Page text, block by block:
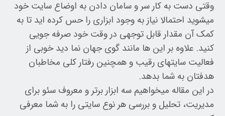
وقتی دست به کار سر و سامان دادن به اوضاع سایت خود
میشوید احتمالا نیاز به وجود ابزاری را حس کرده اید تا به
کمک آن مقدار قابل توجهی در وقت خود صرفه جویی
کنید. علاوه بر این ها مانند گوی جهان نما دید خوبی از
فعالیت سایتهای رقیب و همچنین رفتار کلی مخاطبان
هدفتان به شما بدهد.
در این مقاله میخواهیم سه ابزار برتر و معروف سئو برای
مدیریت، تحلیل و بررسی هر نوع سایتی را به شما معرفی